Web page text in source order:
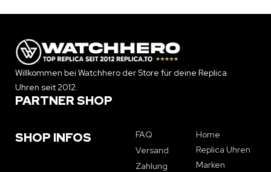
Willkommen bei Watchhero der Store für deine Replica
Uhren seit 2012.
PARTNER SHOP
SHOP INFOS
FAQ
Versand
Zahlung
Home
Replica Uhren
Marken